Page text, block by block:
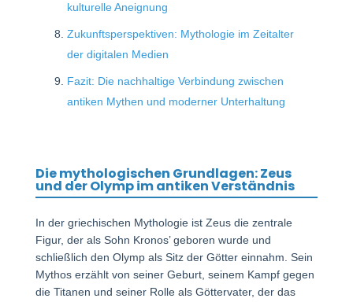
kulturelle Aneignung
Zukunftsperspektiven: Mythologie im Zeitalter
der digitalen Medien
Fazit: Die nachhaltige Verbindung zwischen
antiken Mythen und moderner Unterhaltung
Die mythologischen Grundlagen: Zeus
und der Olymp im antiken Verständnis
In der griechischen Mythologie ist Zeus die zentrale
Figur, der als Sohn Kronos’ geboren wurde und
schließlich den Olymp als Sitz der Götter einnahm. Sein
Mythos erzählt von seiner Geburt, seinem Kampf gegen
die Titanen und seiner Rolle als Göttervater, der das